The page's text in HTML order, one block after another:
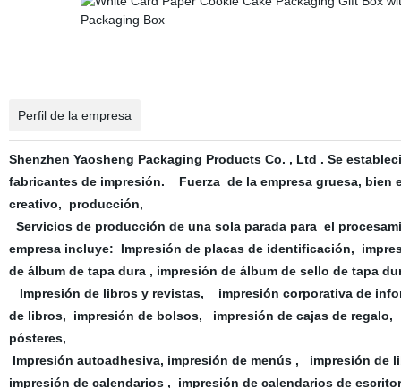
Perfil de la empresa
Shenzhen Yaosheng Packaging Products Co. , Ltd . Se
fabricantes de impresión. Fuerza de la empresa gruesa, bien
creativo, producción,
Servicios de producción de una sola parada para el
empresa incluye: Impresión de placas de identificación,
de álbum de tapa dura , impresión de álbum de sello de tapa
Impresión de libros y revistas, impresión corporativa de
de libros, impresión de bolsos, impresión de cajas de regalo,
pósteres,
Impresión autoadhesiva, impresión de menús , impresión
impresión de calendarios , impresión de calendarios de